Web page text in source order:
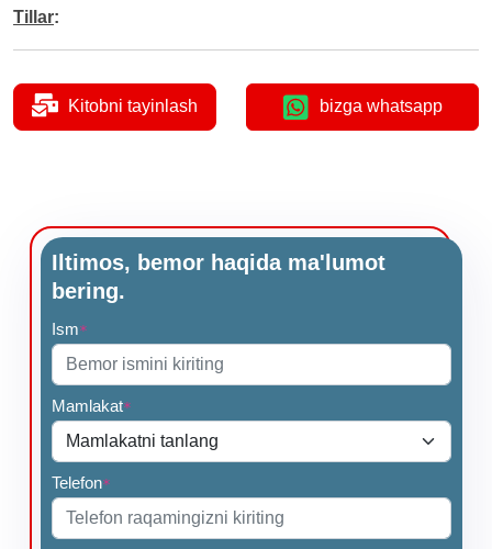
Tillar:
Kitobni tayinlash bizga whatsapp
Iltimos, bemor haqida ma'lumot
bering.
Ism*
Mamlakat*
Telefon*